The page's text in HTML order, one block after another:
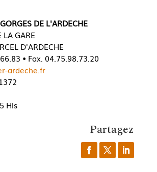
DE L'ARDECHE
LA GARE
D'ARDECHE
• Fax. 04.75.98.73.20
ardeche.fr
Hls
Partagez